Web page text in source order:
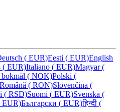
( EUR)Eesti ( EUR)English
( EUR)Italiano ( EUR)Magyar(
( NOK)Polski (
Română ( RON)Slovenčina (
( RSD)Suomi ( EUR)Svenska (
EUR)Български ( EUR)हिन्दी (